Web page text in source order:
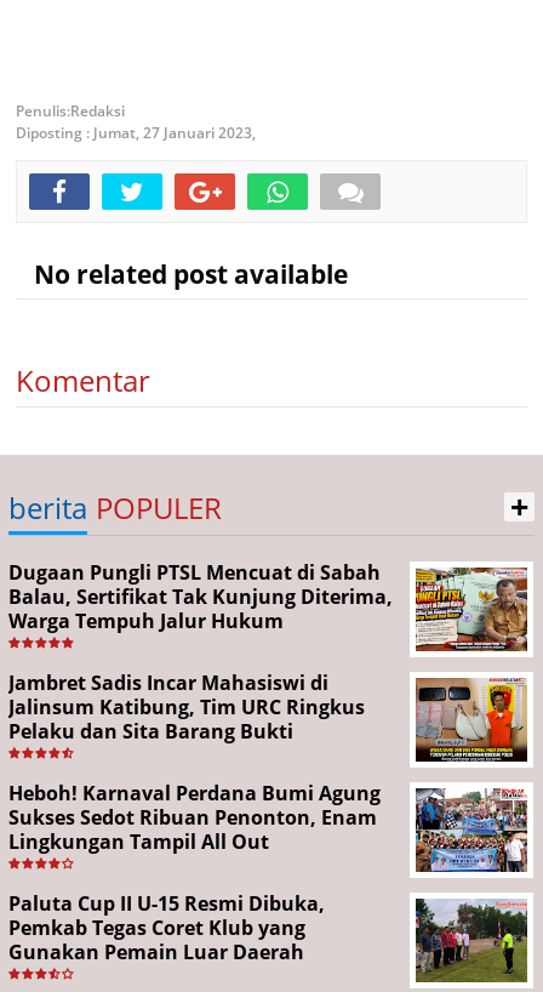
Redaksi
Diposting : Jumat, 27 Januari 2023,
No related post available
Komentar
berita POPULER +
Dugaan Pungli PTSL Mencuat di Sabah
Balau, Sertifikat Tak Kunjung Diterima,
Warga Tempuh Jalur Hukum
Jambret Sadis Incar Mahasiswi di
Jalinsum Katibung, Tim URC Ringkus
Pelaku dan Sita Barang Bukti
Heboh! Karnaval Perdana Bumi Agung
Sukses Sedot Ribuan Penonton, Enam
Lingkungan Tampil All Out
Paluta Cup II U-15 Resmi Dibuka,
Pemkab Tegas Coret Klub yang
Gunakan Pemain Luar Daerah